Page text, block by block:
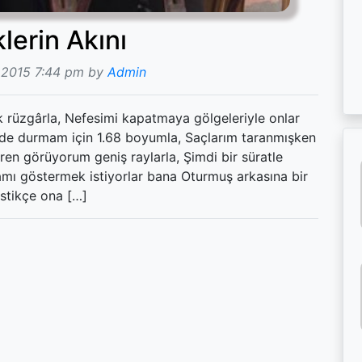
Akını
7:44 pm by Admin
rüzgârla, Nefesimi kapatmaya gölgeleriyle onlar
durmam için 1.68 boyumla, Saçlarım taranmışken
görüyorum geniş raylarla, Şimdi bir süratle
göstermek istiyorlar bana Oturmuş arkasına bir
ona […]